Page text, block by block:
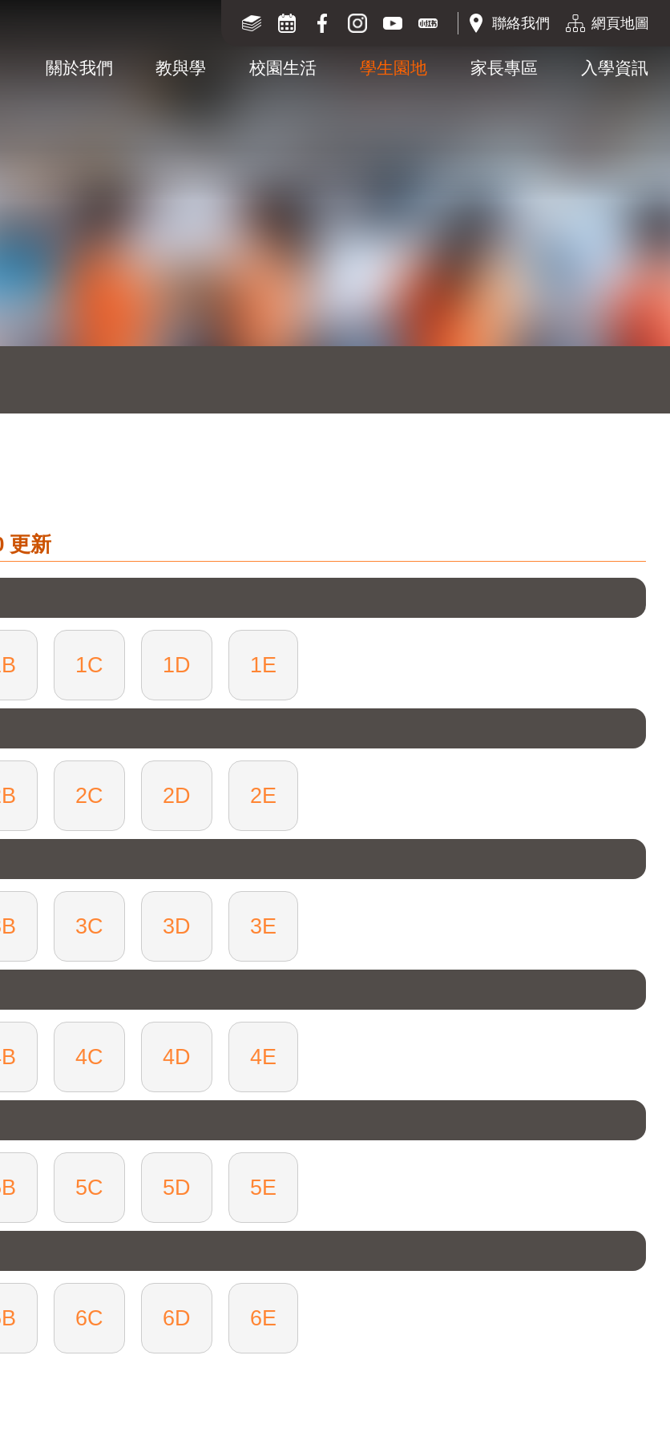
聯絡我們 網頁地圖
關於我們 教與學 校園生活 學生園地 家長專區 入學資訊
更新
1C 1D 1E
2C 2D 2E
3C 3D 3E
4C 4D 4E
5C 5D 5E
6C 6D 6E